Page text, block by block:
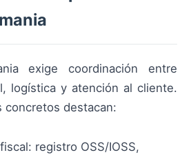
exige coordinación entre
logística y atención al cliente.
concretos destacan:
fiscal: registro OSS/IOSS,